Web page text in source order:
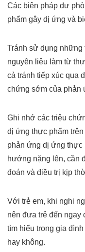
Các biện pháp dự
phẩm gây dị ứng và
Tránh sử dụng những
nguyên liệu làm từ
cả tránh tiếp xúc qua
chứng sớm của phản
Ghi nhớ các triệu
dị ứng thực phẩm
phản ứng dị ứng thực
hướng nặng lên, cần
đoán và điều trị kịp
Với trẻ em, khi nghi
nên đưa trẻ đến ngay
tìm hiểu trong gia
hay không.